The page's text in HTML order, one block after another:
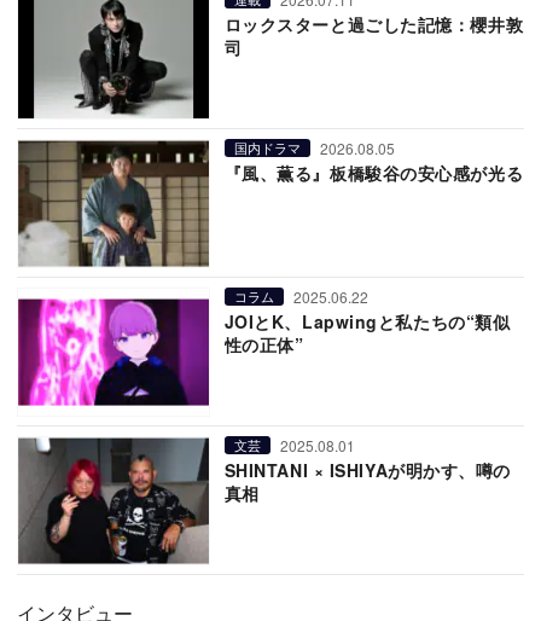
ロックスターと過ごした記憶：櫻井敦
司
国内ドラマ 2026.08.05
『風、薫る』板橋駿谷の安心感が光る
コラム 2025.06.22
JOIとK、Lapwingと私たちの“類似
性の正体”
文芸 2025.08.01
SHINTANI × ISHIYAが明かす、噂の
真相
インタビュー